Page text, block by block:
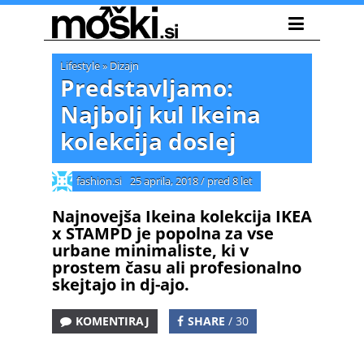
Lifestyle» Dizajn
Predstavljamo:
Najbolj kul Ikeina
kolekcija doslej
fashion.si 25 aprila, 2018/ pred 8 let
Najnovejša Ikeina kolekcija IKEA
x STAMPD je popolna za vse
urbane minimaliste, ki v
prostem času ali profesionalno
skejtajo in dj-ajo.
KOMENTIRAJ SHARE / 30